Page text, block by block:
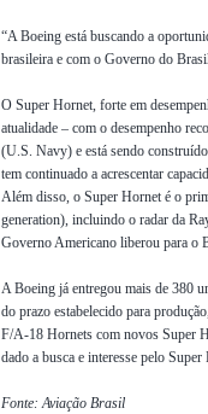
“A Boeing está buscando a
brasileira e com o Governo do
O Super Hornet, forte em
atualidade – com o desempenho
(U.S. Navy) e está sendo
tem continuado a acrescentar
Além disso, o Super Hornet é o
generation), incluindo o radar da
Governo Americano liberou para o
A Boeing já entregou mais de 380
do prazo estabelecido para
F/A-18 Hornets com novos Super
dado a busca e interesse pelo Super
Fonte: Aviação Brasil